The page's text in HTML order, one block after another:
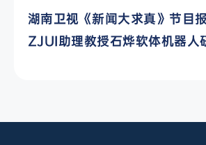
湖南卫视《新闻大求真》节目
ZJUI助理教授石烨软体机器人